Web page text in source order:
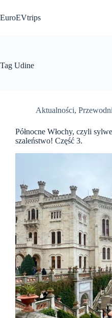
do
treści
EuroEVtrips
Tag Udine
Aktualności,
Północne Włochy, czyli
szaleństwo! Część 3.